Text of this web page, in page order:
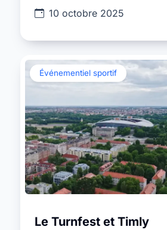
10 octobre 2025
Événementiel sportif
Le Turnfest et Timly